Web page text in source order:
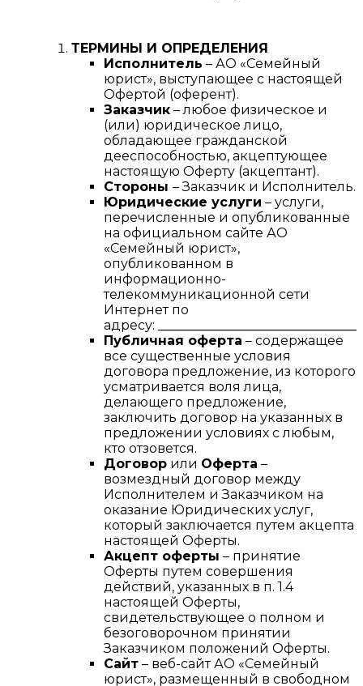
ТЕРМИНЫ И ОПРЕДЕЛЕНИЯ
Исполнитель – АО «Семейный
юрист», выступающее с настоящей
Офертой (оферент).
Заказчик – любое физическое и
(или) юридическое лицо,
обладающее гражданской
дееспособностью, акцептующее
настоящую Оферту (акцептант).
Стороны – Заказчик и Исполнитель.
Юридические услуги – услуги,
перечисленные и опубликованные
на официальном сайте АО
«Семейный юрист»,
опубликованном в
информационно-
телекоммуникационной сети
Интернет по
адресу:
Публичная оферта – содержащее
все существенные условия
договора предложение, из которого
усматривается воля лица,
делающего предложение,
заключить договор на указанных в
предложении условиях с любым,
кто отзовется.
Договор или Оферта –
возмездный договор между
Исполнителем и Заказчиком на
оказание Юридических услуг,
который заключается путем акцепта
настоящей Оферты.
Акцепт оферты – принятие
Оферты путем совершения
действий, указанных в п. 1.4
настоящей Оферты,
свидетельствующее о полном и
безоговорочном принятии
Заказчиком положений Оферты.
Сайт – веб-сайт АО «Семейный
юрист», размещенный в свободном